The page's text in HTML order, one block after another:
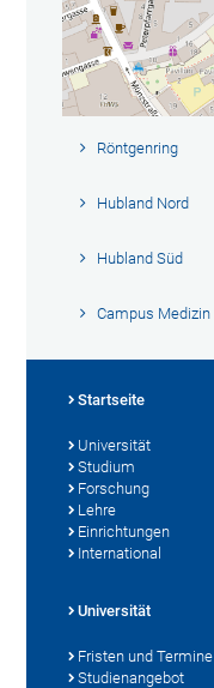
Röntgenring
Hubland Nord
Hubland Süd
Campus Medizin
Startseite
Universität
Studium
Forschung
Lehre
Einrichtungen
International
Universität
Fristen und Termine
Studienangebot